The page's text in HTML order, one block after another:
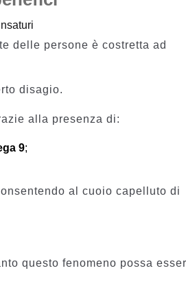
delle persone è costretta ad
disagio.
alla presenza di:
9;
al cuoio capelluto di
questo fenomeno possa